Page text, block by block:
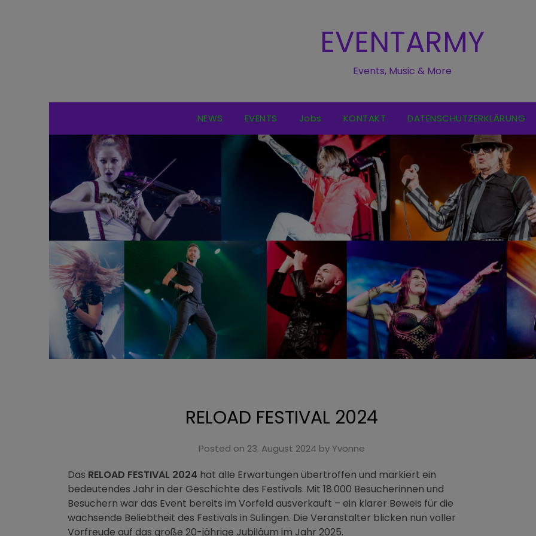
EVENTARMY
Events, Music & More
NEWS EVENTS Jobs KONTAKT DATENSCHUTZERKLÄRUNG
RELOAD FESTIVAL 2024
Posted on 23. August 2024 byYvonne
Das RELOAD FESTIVAL 2024 hat alle Erwartungen übertroffen und markiert ein
bedeutendes Jahr in der Geschichte des Festivals. Mit 18.000 Besucherinnen und
Besuchern war das Event bereits im Vorfeld ausverkauft – ein klarer Beweis für die
wachsende Beliebtheit des Festivals in Sulingen. Die Veranstalter blicken nun voller
Vorfreude auf das große 20-jährige Jubiläum im Jahr 2025.